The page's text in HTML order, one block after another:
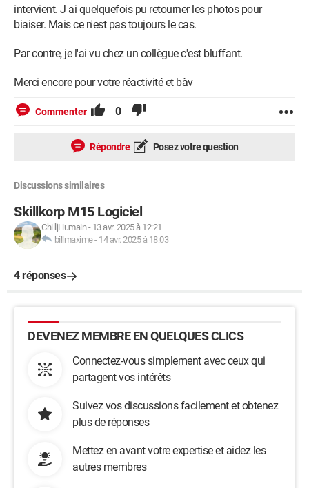
intervient. J ai quelquefois pu retourner les photos pour
biaiser. Mais ce n'est pas toujours le cas.
Par contre, je l'ai vu chez un collègue c'est bluffant.
Merci encore pour votre réactivité et bàv
Commenter 0
Répondre Posez votre question
Discussions similaires
Skillkorp M15 Logiciel
ChilljHumain- 13 avr. 2025 à 12:21
billmaxime- 14 avr. 2025 à 18:03
4 réponses
DEVENEZ MEMBRE EN QUELQUES CLICS
Connectez-vous simplement avec ceux qui
partagent vos intérêts
Suivez vos discussions facilement et obtenez
plus de réponses
Mettez en avant votre expertise et aidez les
autres membres